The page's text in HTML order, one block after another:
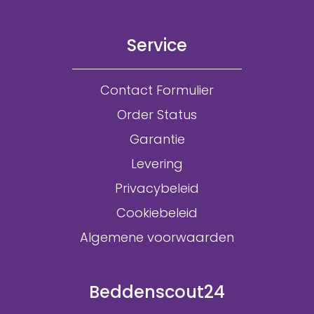
Service
Contact Formulier
Order Status
Garantie
Levering
Privacybeleid
Cookiebeleid
Algemene voorwaarden
Beddenscout24